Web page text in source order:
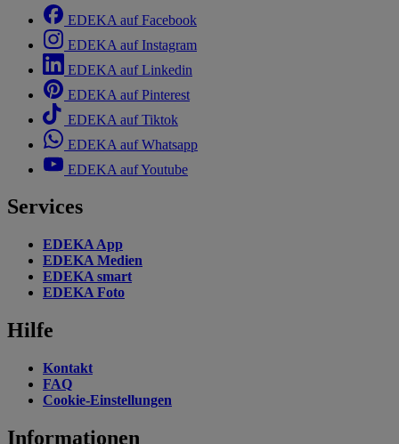
EDEKA auf Facebook
EDEKA auf Instagram
EDEKA auf Linkedin
EDEKA auf Pinterest
EDEKA auf Tiktok
EDEKA auf Whatsapp
EDEKA auf Youtube
Services
EDEKA App
EDEKA Medien
EDEKA smart
EDEKA Foto
Hilfe
Kontakt
FAQ
Cookie-Einstellungen
Informationen